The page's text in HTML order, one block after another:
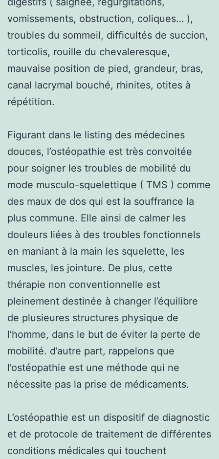
vomissements, obstruction, coliques… ),
troubles du sommeil, difficultés de succion,
torticolis, rouille du chevaleresque,
mauvaise position de pied, grandeur, bras,
canal lacrymal bouché, rhinites, otites à
répétition.
Figurant dans le listing des médecines
douces, l’ostéopathie est très convoitée
pour soigner les troubles de mobilité du
mode musculo-squelettique ( TMS ) comme
des maux de dos qui est la souffrance la
plus commune. Elle ainsi de calmer les
douleurs liées à des troubles fonctionnels
en maniant à la main les squelette, les
muscles, les jointure. De plus, cette
thérapie non conventionnelle est
pleinement destinée à changer l’équilibre
de plusieures structures physique de
l’homme, dans le but de éviter la perte de
mobilité. d’autre part, rappelons que
l’ostéopathie est une méthode qui ne
nécessite pas la prise de médicaments.
L’ostéopathie est un dispositif de diagnostic
et de protocole de traitement de différentes
conditions médicales qui touchent